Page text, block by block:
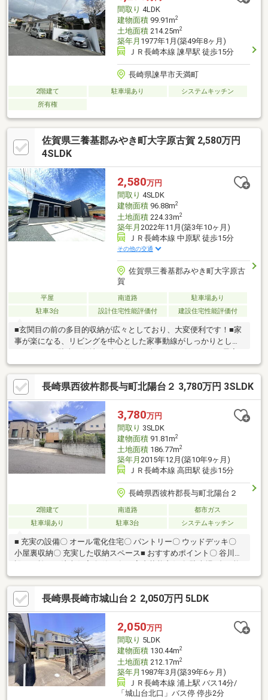
3分/850ｍ■小城市役所まで車で8分/3.8km
間取り 4LDK
建物面積99.91m2
土地面積214.25m2
築年月 1977年1月(築49年8ヶ月)
ＪＲ長崎本線 諫早駅 徒歩15分
長崎県諫早市天満町
2階建て 駐車場あり
システムキッチン
所有権
佐賀県三養基郡みやき町大字原古賀 2,580万円
4SLDK
2,580万円
間取り 4SLDK
建物面積96.88m2
土地面積224.33m2
築年月 2022年11月(築3年10ヶ月)
ＪＲ長崎本線 中原駅 徒歩15分
その他の交通
佐賀県三養基郡みやき町大字原古
賀
平屋 南道路
駐車場あり
駐車3台
設計住宅性能評価付 建設住宅性能評価付
■玄関目の前の多目的収納が広々としており、大変便利です！■家
事が楽になる、リビングを中心とした家事動線がしっかりとして
りの小学校まで徒歩約6分！私たち駅前不動産は福岡県・久留米・
佐賀県を中心展開する「地域密着型」の不動産会社です！地域密
着企業でありながら、仲介件数・店舗数は九州トップクラスとな
り、駅前不動産の店舗ネットワークで蓄積した物件情報は、今や
45 万件を突破しました。物件探しの際は必ずお力になれると思い
ます！！気になる物件は、遠慮なくお申しつけ下さい！
長崎県西彼杵郡長与町北陽台２ 3,780万円 3SLDK
3,780万円
間取り 3SLDK
建物面積91.81m2
土地面積186.77m2
築年月 2015年12月(築10年9ヶ月)
ＪＲ長崎本線 高田駅 徒歩15分
長崎県西彼杵郡長与町北陽台２
2階建て 南道路
都市ガス
駐車場あり
駐車3台 システムキッチン
■ 充実の設備〇 オール電化住宅〇 パントリー〇 ウッドデッキ〇
小屋裏収納〇 充実した収納スペース■ おすすめポイント〇 谷川建
〇 吹き抜けリビングで開放感あふれる空間〇 1階にリビングのほ
か2部屋があり、平屋感覚で生活可能〇 将来的なライフスタイル
の変化にも対応しやすい間取り■ 物件の魅力リビングは吹き抜け
を採用し、明るく開放感のある空間を演出。1階にリビングと居室
2部屋を配置しているため、階段の上り下りを最小限に抑えた平屋
のような暮らし方も可能です。
長崎県長崎市城山台２ 2,050万円 5LDK
2,050万円
間取り 5LDK
建物面積130.44m2
土地面積212.17m2
築年月 1987年3月(築39年6ヶ月)
ＪＲ長崎本線 浦上駅 バス14分/
「城山台北口」バス停 停歩2分